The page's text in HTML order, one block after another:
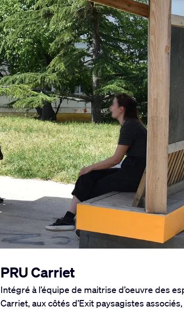
PRU Carriet
Intégré à l’équipe de maitrise d’oeuvre des
Carriet, aux côtés d’Exit paysagistes